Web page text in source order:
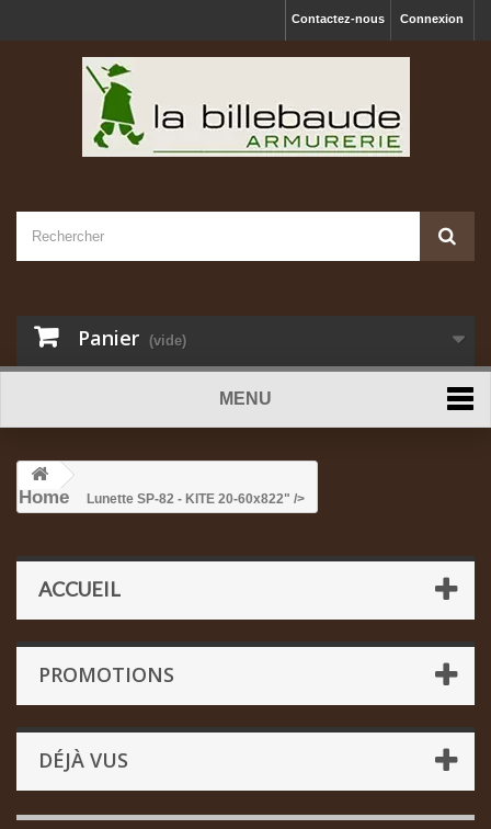
Connexion
Contactez-nous
Panier (vide)
MENU
Home Lunette SP-82 - KITE 20-60x822" />
ACCUEIL
PROMOTIONS
DÉJÀ VUS